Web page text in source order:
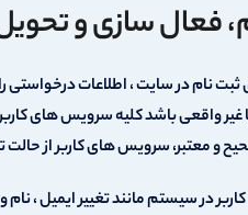
فعال سازی و
نام در سایت ، اطلاعات درخواستی
غیر واقعی باشد کلیه سرویس های
صحیح و معتبر، سرویس های کاربر از
در سیستم مانند تغییر ایمیل ،